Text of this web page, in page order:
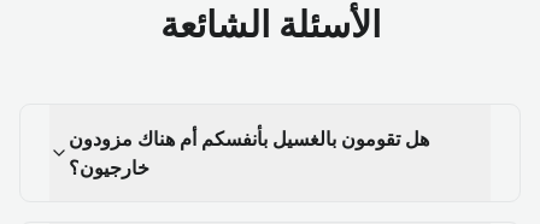
الأسئلة الشائعة
هل تقومون بالغسيل بأنفسكم أم هناك مزودون
خارجيون؟